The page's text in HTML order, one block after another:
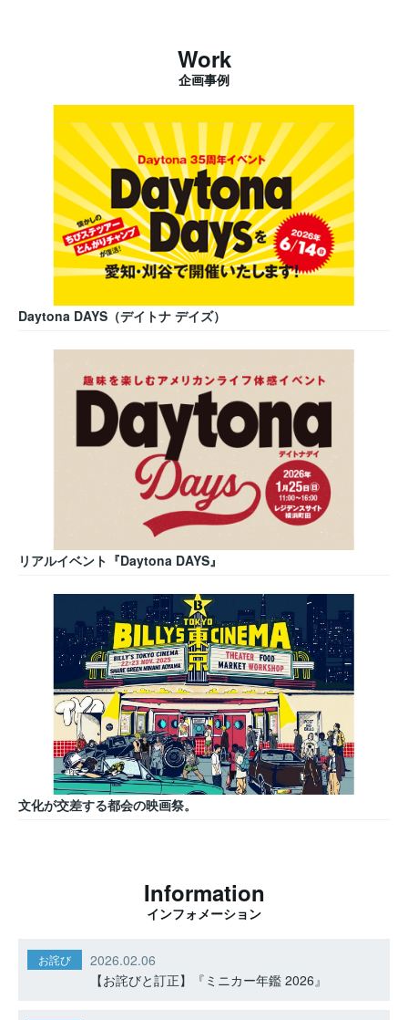
Work
企画事例
Daytona DAYS（デイトナ デイズ）
リアルイベント『Daytona DAYS』
文化が交差する都会の映画祭。
Information
インフォメーション
お詫び
2026.02.06
【お詫びと訂正】『ミニカー年鑑 2026』